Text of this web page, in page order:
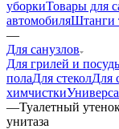
уборкиТовары для
автомобиляШтанги
—
Для санузлов
Для грилей и
полаДля стеколДля
химчистки
—Туалетный
унитаза